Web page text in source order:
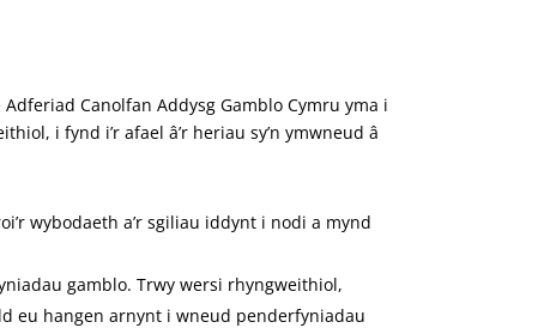
Canolfan Addysg Gamblo Cymru yma i
i fynd i’r afael â’r heriau sy’n ymwneud â
wybodaeth a’r sgiliau iddynt i nodi a mynd
gamblo. Trwy wersi rhyngweithiol,
eu hangen arnynt i wneud penderfyniadau